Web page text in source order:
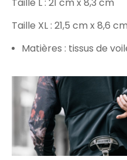
Taille XL : 21,5 cm x 8,6 cm
Matières : tissus de